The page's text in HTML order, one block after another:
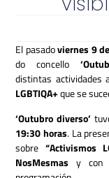
El pasadoviernes 9
do concello
distintas actividades
LGBTIQA+que se
‘Outubro diverso’
19:30 horas. La
sobre “Activismos
NosMesmas y con